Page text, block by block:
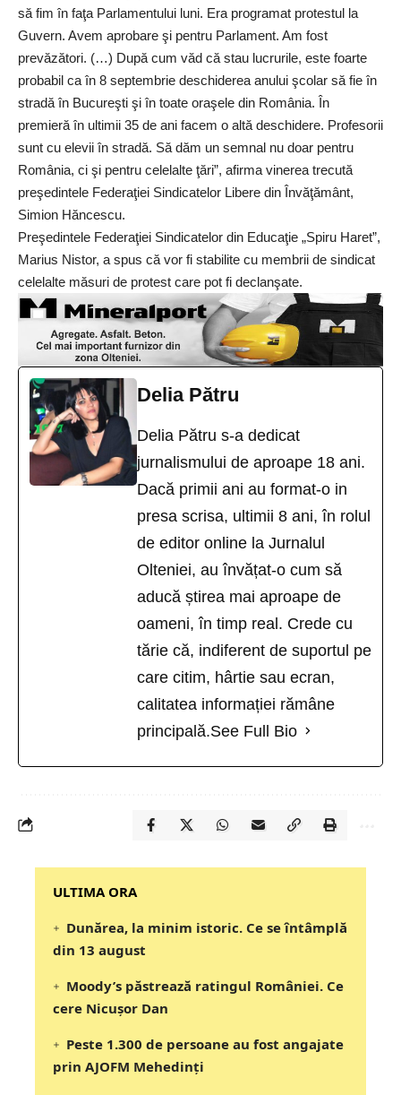
să fim în faţa Parlamentului luni. Era programat protestul la
Guvern. Avem aprobare şi pentru Parlament. Am fost
prevăzători. (…) După cum văd că stau lucrurile, este foarte
probabil ca în 8 septembrie deschiderea anului şcolar să fie în
stradă în Bucureşti şi în toate oraşele din România. În
premieră în ultimii 35 de ani facem o altă deschidere. Profesorii
sunt cu elevii în stradă. Să dăm un semnal nu doar pentru
România, ci şi pentru celelalte ţări”, afirma vinerea trecută
preşedintele Federaţiei Sindicatelor Libere din Învăţământ,
Simion Hăncescu.
Preşedintele Federaţiei Sindicatelor din Educaţie „Spiru Haret”,
Marius Nistor, a spus că vor fi stabilite cu membrii de sindicat
celelalte măsuri de protest care pot fi declanşate.
Delia Pătru
Delia Pătru s-a dedicat
jurnalismului de aproape 18 ani.
Dacă primii ani au format-o in
presa scrisa, ultimii 8 ani, în rolul
de editor online la Jurnalul
Olteniei, au învățat-o cum să
aducă știrea mai aproape de
oameni, în timp real. Crede cu
tărie că, indiferent de suportul pe
care citim, hârtie sau ecran,
calitatea informației rămâne
principală.See Full Bio
‎‎‎‎‎‎‎ULTIMA ORA
Dunărea, la minim istoric. Ce se întâmplă
din 13 august
Moody’s păstrează ratingul României. Ce
cere Nicușor Dan
Peste 1.300 de persoane au fost angajate
prin AJOFM Mehedinți